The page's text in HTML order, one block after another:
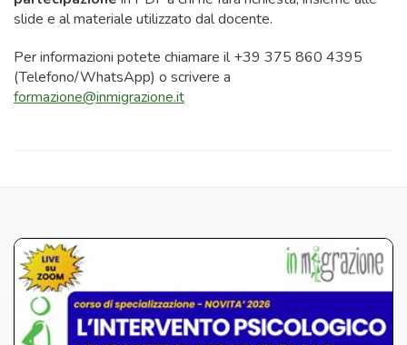
slide e al materiale utilizzato dal docente.
Per informazioni potete chiamare il +39 375 860 4395
(Telefono/WhatsApp) o scrivere a
formazione@inmigrazione.it